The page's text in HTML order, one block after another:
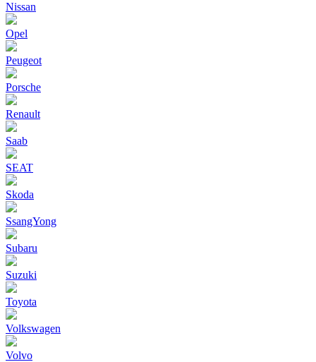
Nissan
Opel
Peugeot
Porsche
Renault
Saab
SEAT
Skoda
SsangYong
Subaru
Suzuki
Toyota
Volkswagen
Volvo